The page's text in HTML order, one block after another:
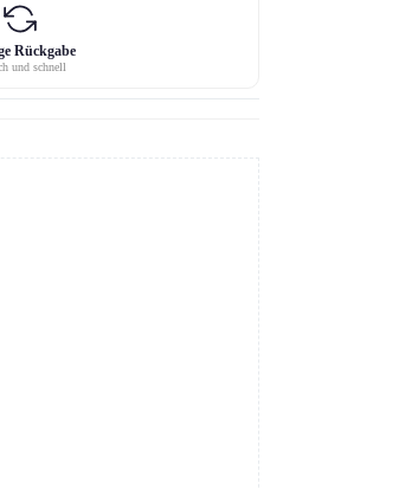
Rückgabe
und schnell